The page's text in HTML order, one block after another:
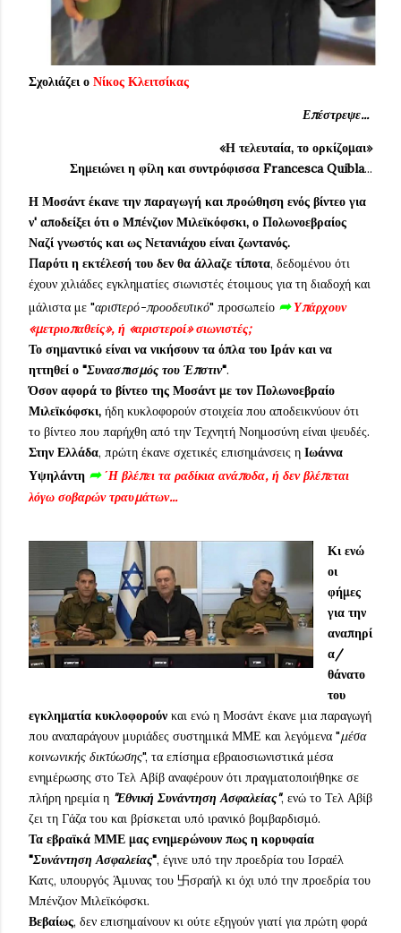
Σχολιάζει ο Νίκος Κλειτσίκας
Επέστρεψε...
«Η τελευταία, το ορκίζομαι»
Σημειώνει η φίλη και συντρόφισσα Francesca Quibla...
Η Μοσάντ έκανε την παραγωγή και προώθηση ενός βίντεο για
ν' αποδείξει ότι ο Μπένζιον Μιλεϊκόφσκι, ο Πολωνοεβραίος
Ναζί γνωστός και ως Νετανιάχου είναι ζωντανός.
Παρότι η εκτέλεσή του δεν θα άλλαζε τίποτα, δεδομένου ότι
έχουν χιλιάδες εγκληματίες σιωνιστές έτοιμους για τη διαδοχή και
μάλιστα με "αριστερό-προοδευτικό" προσωπείο ➦ Υπάρχουν
«μετριοπαθείς», ή «αριστεροί» σιωνιστές;
Το σημαντικό είναι να νικήσουν τα όπλα του Ιράν και να
ηττηθεί ο "Συνασπισμός του Έπστιν".
Όσον αφορά το βίντεο της Μοσάντ με τον Πολωνοεβραίο
Μιλεϊκόφσκι, ήδη κυκλοφορούν στοιχεία που αποδεικνύουν ότι
το βίντεο που παρήχθη από την Τεχνητή Νοημοσύνη είναι ψευδές.
Στην Ελλάδα, πρώτη έκανε σχετικές επισημάνσεις η Ιωάννα
Υψηλάντη ➦ ΄Η βλέπει τα ραδίκια ανάποδα, ή δεν βλέπεται
λόγω σοβαρών τραυμάτων...
Κι ενώ
οι
φήμες
για την
αναπηρί
α/
θάνατο
του
εγκληματία κυκλοφορούν και ενώ η Μοσάντ έκανε μια παραγωγή
που αναπαράγουν μυριάδες συστημικά ΜΜΕ και λεγόμενα "μέσα
κοινωνικής δικτύωσης", τα επίσημα εβραιοσιωνιστικά μέσα
ενημέρωσης στο Τελ Αβίβ αναφέρουν ότι πραγματοποιήθηκε σε
πλήρη ηρεμία η "Εθνική Συνάντηση Ασφαλείας", ενώ το Τελ Αβίβ
ζει τη Γάζα του και βρίσκεται υπό ιρανικό βομβαρδισμό.
Τα εβραϊκά ΜΜΕ μας ενημερώνουν πως η κορυφαία
"Συνάντηση Ασφαλείας", έγινε υπό την προεδρία του Ισραέλ
Κατς, υπουργός Άμυνας του 卐σραήλ κι όχι υπό την προεδρία του
Μπένζιον Μιλεϊκόφσκι.
Βεβαίως, δεν επισημαίνουν κι ούτε εξηγούν γιατί για πρώτη φορά